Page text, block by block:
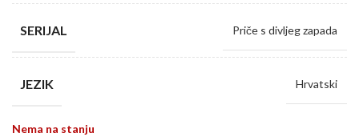
SERIJAL Priče s divljeg zapada
JEZIK Hrvatski
Nema na stanju